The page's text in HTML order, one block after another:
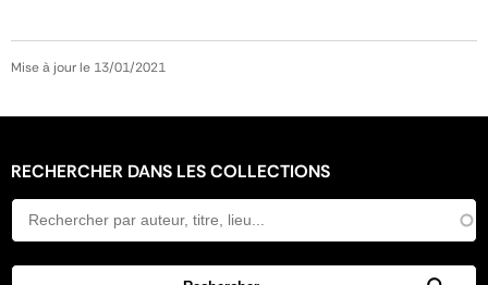
Mise à jour le 13/01/2021
RECHERCHER DANS LES COLLECTIONS